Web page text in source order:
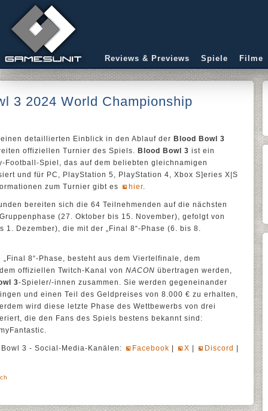
Reviews & Previews Spiele Filme
3 2024 World Championship
detaillierten Einblick in den Ablauf der Blood Bowl 3
offiziellen Turnier des Spiels. Blood Bowl 3 ist ein
Football-Spiel, das auf dem beliebten gleichnamigen
und für PC, PlayStation 5, PlayStation 4, Xbox S]eries X|S
zum Turnier gibt es
hier.
bereiten sich die 64 Teilnehmenden auf die nächsten
(27. Oktober bis 15. November), gefolgt von
1. Dezember), die mit der „Final 8“-Phase (6. bis 8.
8“-Phase, besteht aus dem Viertelfinale, dem
offiziellen Twitch-Kanal von NACON übertragen werden,
3-Spieler/-innen zusammen. Sie werden gegeneinander
und einen Teil des Geldpreises von 8.000 € zu erhalten,
wird diese letzte Phase des Wettbewerbs von drei
die den Fans des Spiels bestens bekannt sind:
3 - Social-Media-Kanälen: Facebook X Discord